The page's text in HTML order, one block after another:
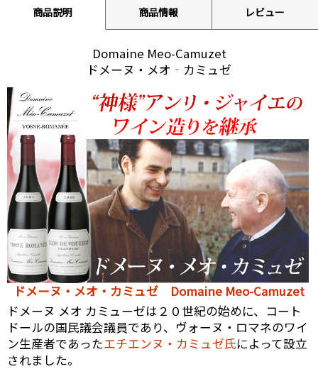
商品説明 商品情報 レビュー
Domaine Meo-Camuzet
ドメーヌ・メオ‐カミュゼ
ドメーヌ・メオ・カミュゼ Domaine Meo-Camuzet
ドメーヌ メオ カミューゼは２０世紀の始めに、コート
ドールの国民議会議員であり、ヴォーヌ・ロマネのワイ
ン生産者であったエチエンヌ・カミュゼ氏によって設立
されました。